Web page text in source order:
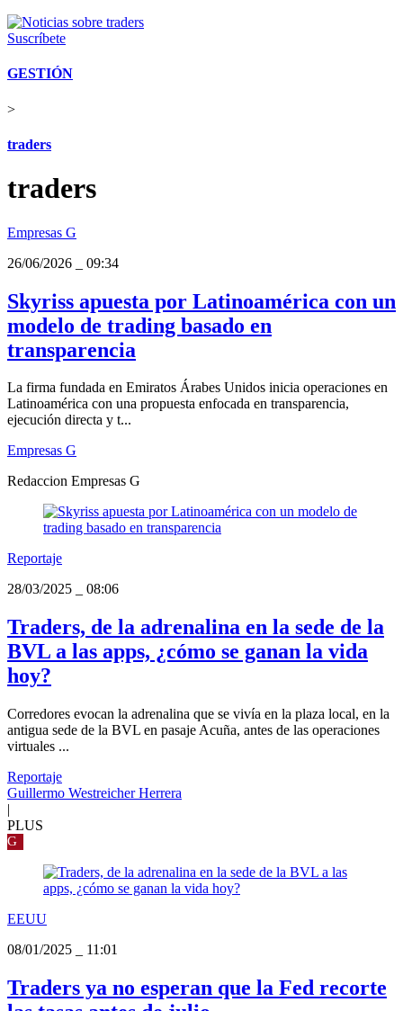
Suscríbete
GESTIÓN
>
traders
traders
Empresas G
26/06/2026
09:34
Skyriss apuesta por Latinoamérica con un
modelo de trading basado en
transparencia
La firma fundada en Emiratos Árabes Unidos inicia operaciones en
Latinoamérica con una propuesta enfocada en transparencia,
ejecución directa y t...
Empresas G
Redaccion Empresas G
Reportaje
28/03/2025
08:06
Traders, de la adrenalina en la sede de la
BVL a las apps, ¿cómo se ganan la vida
hoy?
Corredores evocan la adrenalina que se vivía en la plaza local, en la
antigua sede de la BVL en pasaje Acuña, antes de las operaciones
virtuales ...
Reportaje
Guillermo Westreicher Herrera
|
PLUS
G
EEUU
08/01/2025
11:01
Traders ya no esperan que la Fed recorte